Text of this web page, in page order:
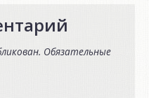
Обязательные